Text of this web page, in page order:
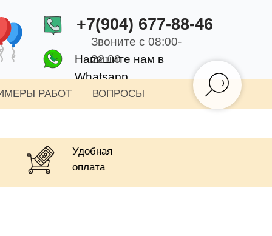
+7(904) 677-88-46
Звоните с 08:00-
22:00
Напишите нам в
Whatsapp
РАБОТ ВОПРОСЫ
Удобная
оплата